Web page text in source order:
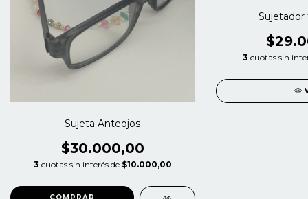
Sujeta Anteojos
$30.000,00
3 cuotas sin interés de $10.000,00
Sujetador
3 cuotas sin